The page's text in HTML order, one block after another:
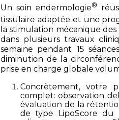
Un soin endermologie®
tissulaire adaptée et une
la stimulation mécanique
dans plusieurs travaux
semaine pendant 15
diminution de la
prise en charge globale
Concrètement, votre
complet: observation
évaluation de la
de type LipoScore du